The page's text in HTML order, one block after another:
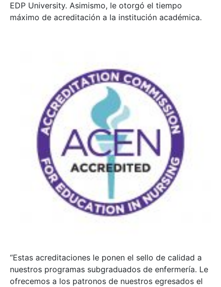
EDP University. Asimismo, le otorgó el tiempo
máximo de acreditación a la institución académica.
“Estas acreditaciones le ponen el sello de calidad a
nuestros programas subgraduados de enfermería. Le
ofrecemos a los patronos de nuestros egresados el